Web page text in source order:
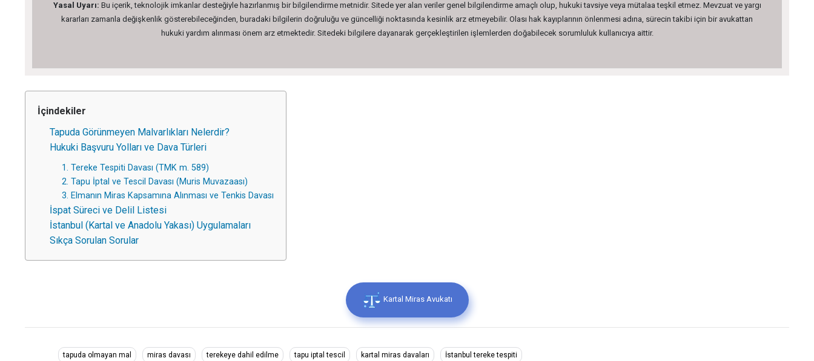
Yasal Uyarı: Bu içerik, teknolojik imkanlar desteğiyle hazırlanmış bir bilgilendirme metnidir. Sitede yer alan veriler genel bilgilendirme amaçlı olup, hukuki tavsiye veya mütalaa teşkil etmez. Mevzuat ve yargı
kararları zamanla değişkenlik gösterebileceğinden, buradaki bilgilerin doğruluğu ve güncelliği noktasında kesinlik arz etmeyebilir. Olası hak kayıplarının önlenmesi adına, sürecin takibi için bir avukattan
hukuki yardım alınması önem arz etmektedir. Sitedeki bilgilere dayanarak gerçekleştirilen işlemlerden doğabilecek sorumluluk kullanıcıya aittir.
İçindekiler
Tapuda Görünmeyen Malvarlıkları Nelerdir?
Hukuki Başvuru Yolları ve Dava Türleri
1. Tereke Tespiti Davası (TMK m. 589)
2. Tapu İptal ve Tescil Davası (Muris Muvazaası)
3. Elmanın Miras Kapsamına Alınması ve Tenkis Davası
İspat Süreci ve Delil Listesi
İstanbul (Kartal ve Anadolu Yakası) Uygulamaları
Sıkça Sorulan Sorular
Kartal Miras Avukatı
tapuda olmayan mal miras davası terekeye dahil edilme tapu iptal tescil kartal miras davaları İstanbul tereke tespiti